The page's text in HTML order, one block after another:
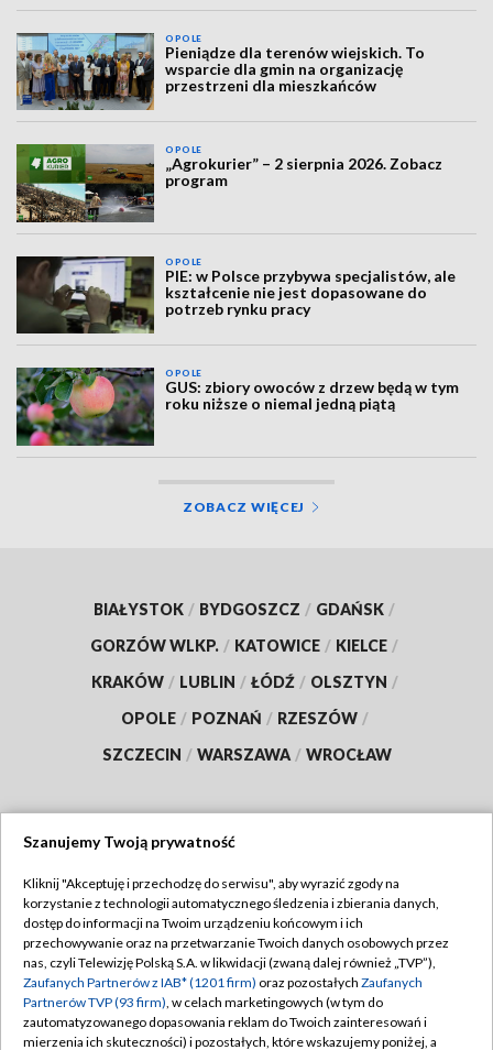
OPOLE
Pieniądze dla terenów wiejskich. To
wsparcie dla gmin na organizację
przestrzeni dla mieszkańców
OPOLE
„Agrokurier” – 2 sierpnia 2026. Zobacz
program
OPOLE
PIE: w Polsce przybywa specjalistów, ale
kształcenie nie jest dopasowane do
potrzeb rynku pracy
OPOLE
GUS: zbiory owoców z drzew będą w tym
roku niższe o niemal jedną piątą
ZOBACZ WIĘCEJ
BIAŁYSTOK / BYDGOSZCZ / GDAŃSK /
GORZÓW WLKP. / KATOWICE / KIELCE /
KRAKÓW / LUBLIN / ŁÓDŹ / OLSZTYN /
OPOLE / POZNAŃ / RZESZÓW /
SZCZECIN / WARSZAWA / WROCŁAW
TVP
Abonament TVP
Emisja w TVP
Centrum informacji TVP
Regulamin TVP
Polityka prywatności
Moje zgody
Szanujemy Twoją prywatność
Kliknij "Akceptuję i przechodzę do serwisu", aby wyrazić zgody na
korzystanie z technologii automatycznego śledzenia i zbierania danych,
dostęp do informacji na Twoim urządzeniu końcowym i ich
przechowywanie oraz na przetwarzanie Twoich danych osobowych przez
nas, czyli Telewizję Polską S.A. w likwidacji (zwaną dalej również „TVP”),
Zaufanych Partnerów z IAB* (1201 firm) oraz pozostałych Zaufanych
Partnerów TVP (93 firm), w celach marketingowych (w tym do
zautomatyzowanego dopasowania reklam do Twoich zainteresowań i
mierzenia ich skuteczności) i pozostałych, które wskazujemy poniżej, a